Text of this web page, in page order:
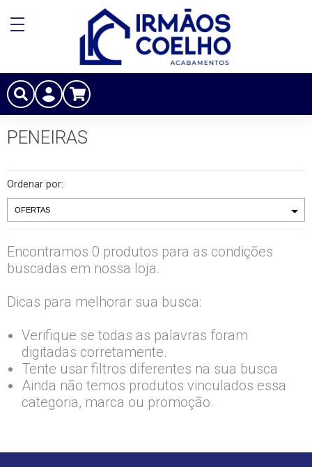
PENEIRAS
Ordenar por:
Encontramos 0 produtos para as condições
buscadas em nossa loja.
Dicas para melhorar sua busca:
Verifique se todas as palavras foram
digitadas corretamente.
Tente usar filtros diferentes na sua busca
Ainda não temos produtos vinculados essa
categoria, marca ou promoção.